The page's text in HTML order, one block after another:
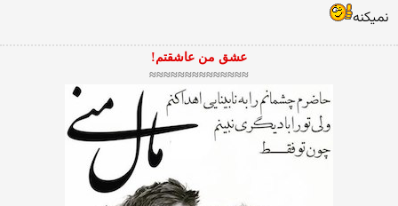
نمیکنه
عشق من عاشقتم!
≈≈≈≈≈≈≈≈≈≈≈≈≈≈